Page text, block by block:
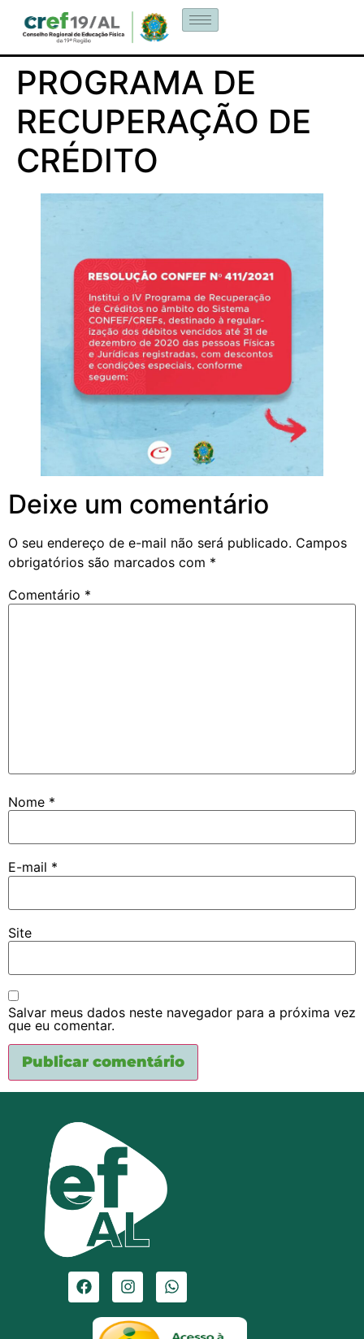
PROGRAMA DE
RECUPERAÇÃO DE
CRÉDITO
Deixe um comentário
O seu endereço de e-mail não será publicado. Campos
obrigatórios são marcados com *
Comentário *
Nome *
E-mail *
Site
Salvar meus dados neste navegador para a próxima vez
que eu comentar.